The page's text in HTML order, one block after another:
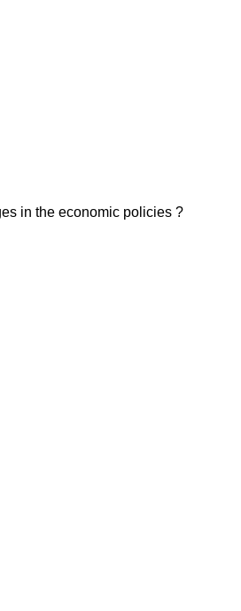
in the economic policies ?